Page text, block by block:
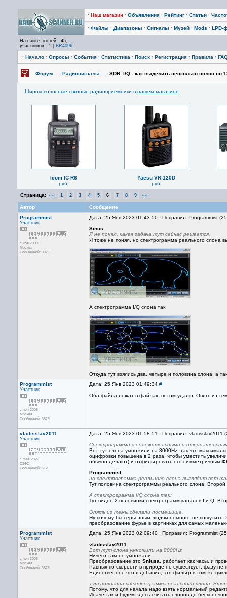
· Наш магазин · Объявления · Рейтинг · Статьи ·
· Файлы · Диапазоны · Сигналы · Музей · Mods · LPD-
На сайте: гостей - 45,
участников - 1 [ BR4096]
· Начало · Опросы · События · Статистика · Поиск · Регистрация · Правила ·
Форум —› Радиосигналы —› SDR: I/Q - как выделить несколько полос по
Широкополосные связные радиоприемники в нашем магазине
Icom IC-R6
руб.
Yaesu VR-120D
руб.
Страница: «« 1 2 3 4 5 6 7 8 9 »»
Автор
Сообщение
Programmist
Участник
с ноя 2008
Москва
Сообщений: 3826
Дата: 25 Янв 2023 01:43:50 · Поправил: Programmist
Sinus
Я не понял, какая задача тут сейчас решается.
Я тоже не понял, но спектрограмма реального слона
А спектрограмма I/Q слона так:
Откуда тут взялись два, четыре и половина слона, а
Programmist
Участник
с ноя 2008
Москва
Сообщений: 3826
Дата: 25 Янв 2023 01:49:34 #
Оба файла лежат в файлах, потом удалю. Опять из
vladisslav2011
Участник
с фев 2022
СЗФО
Сообщений: 612
Дата: 25 Янв 2023 01:58:51 · Поправил: vladisslav2011
Спектрограмма с положительными и
Вот тут слона умножили на 8000Hz, так что
оцифровки повышена в 2 раза, чтобы уместить
обычно делают) и отфильтровать его симметричным
Programmist
но спектрограмма реального слона выглядит вот
Тут половина спектрограммы реального слона.
А спектрограмма I/Q слона так:
Тут видно 2 половинки спектрограмм каналов I и Q.
Опять из темы сделали посмешище.
Ну почему бы серьезным людям немного не пошутить.
преобразование фурье в картинках для самых
Programmist
Участник
с ноя 2008
Москва
Сообщений: 3826
Дата: 25 Янв 2023 02:09:40 · Поправил: Programmist
vladisslav2011
Вот тут слона умножили на 8000Hz
Ничего там не умножали.
Преобразование это Sniusa , работает как часы, и
Равных по скорости в природе не существует, фазу не
Единственное что я добавил, это фильтр в том же
Тут половина спектрограммы реального слона.
Потому, что для начала надо взять нормальный
Иначе так и будем здесь считать слонов до